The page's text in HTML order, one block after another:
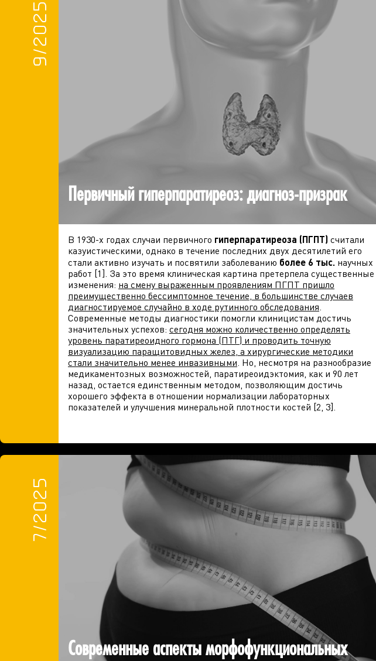
9/2025
Первичный гиперпаратиреоз: диагноз-призрак
В 1930-х годах случаи первичного гиперпаратиреоза (ПГПТ) считали
казуистическими, однако в течение последних двух десятилетий его
стали активно изучать и посвятили заболеванию более 6 тыс. научных
работ [1]. За это время клиническая картина претерпела существенные
изменения: на смену выраженным проявлениям ПГПТ пришло
преимущественно бессимптомное течение, в большинстве случаев
диагностируемое случайно в ходе рутинного обследования.
Современные методы диагностики помогли клиницистам достичь
значительных успехов: сегодня можно количественно определять
уровень паратиреоидного гормона (ПТГ) и проводить точную
визуализацию паращитовидных желез, а хирургические методики
стали значительно менее инвазивными. Но, несмотря на разнообразие
медикаментозных возможностей, паратиреоидэктомия, как и 90 лет
назад, остается единственным методом, позволяющим достичь
хорошего эффекта в отношении нормализации лабораторных
показателей и улучшения минеральной плотности костей [2, 3].
7/2025
Современные аспекты морфофункциональных